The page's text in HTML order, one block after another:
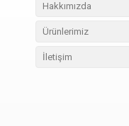
Hakkımızda
Ürünlerimiz
İletişim